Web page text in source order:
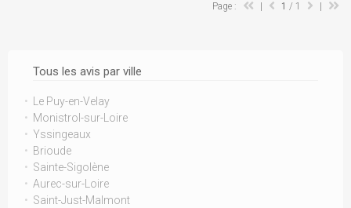
Tous les avis par ville
Le Puy-en-Velay
Monistrol-sur-Loire
Yssingeaux
Brioude
Sainte-Sigolène
Aurec-sur-Loire
Saint-Just-Malmont
Page : 1 / 1